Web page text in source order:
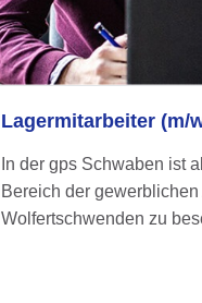
Lagermitarbeiter (m/
In der gps Schwaben ist
Bereich der
Wolfertschwenden zu